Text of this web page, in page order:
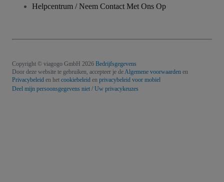
Helpcentrum / Neem Contact Met Ons Op
Copyright © viagogo GmbH 2026 Bedrijfsgegevens
Door deze website te gebruiken, accepteer je deAlgemene voorwaarden en
Privacybeleid en het cookiebeleid en privacybeleid voor mobiel
Deel mijn persoonsgegevens niet / Uw privacykeuzes